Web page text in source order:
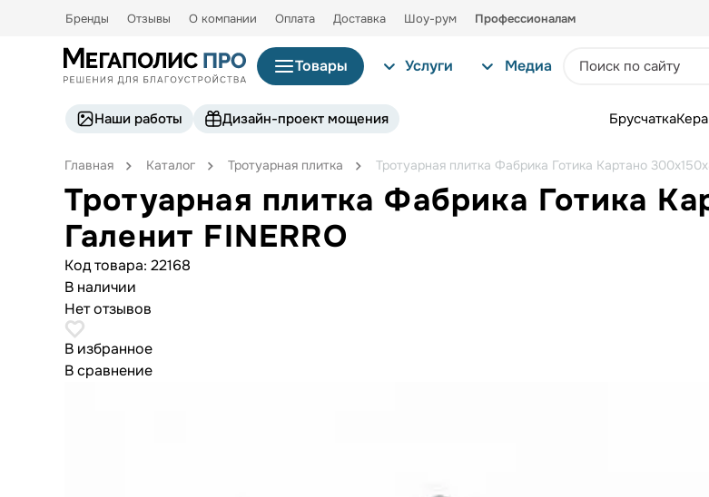
Бренды Отзывы О компании Оплата Доставка Шоу-рум Профессионалам
Товары Услуги Медиа
Наши работы Дизайн-проект мощения Брусчатка
Главная Каталог Тротуарная плитка Тротуарная плитка Фабрика Готика Картано
Тротуарная плитка Фабрика Готика
Галенит FINERRO
Код товара: 22168
В наличии
Нет отзывов
В избранное
В сравнение